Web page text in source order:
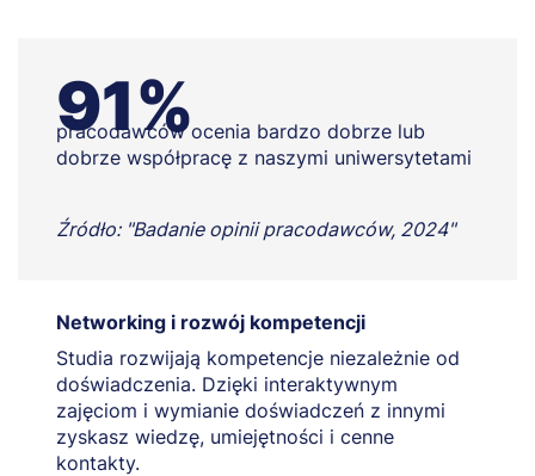
91%
pracodawców ocenia bardzo dobrze lub
dobrze współpracę z naszymi uniwersytetami
Źródło: "Badanie opinii pracodawców, 2024"
Networking i rozwój kompetencji
Studia rozwijają kompetencje niezależnie od
doświadczenia. Dzięki interaktywnym
zajęciom i wymianie doświadczeń z innymi
zyskasz wiedzę, umiejętności i cenne
kontakty.